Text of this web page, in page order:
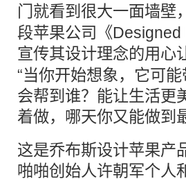
门就看到很大一面墙壁
段苹果公司《
宣传其设计理念的用心
“当你开始想象，它可
会帮到谁？能让生活更
着做，哪天你又能做到
这是乔布斯设计苹果产
啪啪创始人许朝军个人